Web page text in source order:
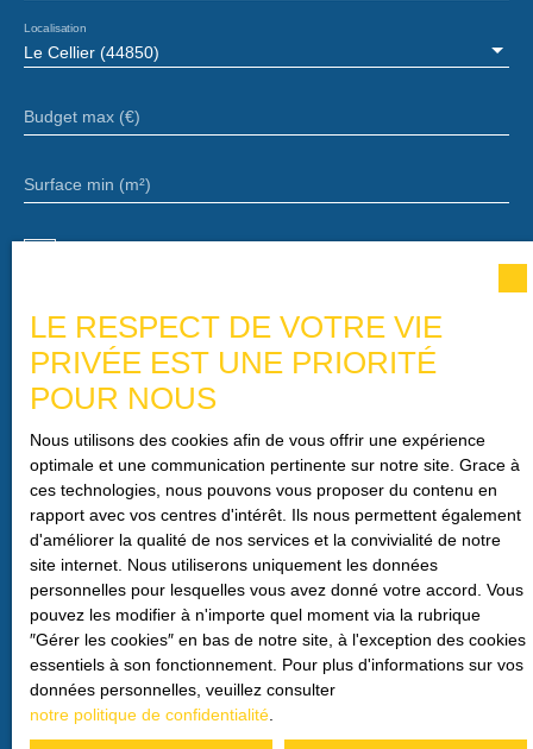
Le Cellier (44850)
Localisation
Budget max (€)
Surface min (m²)
vous pouvez vous inscrire gratuitement sur la liste
d'opposition au démarchage téléphonique, prévu par
l'article L223-1 du code de la consommation, sur le site
Internet www.bloctel.gouv.fr ou par courrier adressé à :
Société Worldline, Service Bloctel, CS 61311, 41013
BLOIS CEDEX.
Pour en savoir plus sur le traitement de vos données
personnelles, veuillez consulter notrepolitique de
confidentialité .
Recevoir des annonces
LE RESPECT DE VOTRE VIE
PRIVÉE EST UNE PRIORITÉ
POUR NOUS
Nous utilisons des cookies afin de vous offrir une expérience
optimale et une communication pertinente sur notre site. Grace à
ces technologies, nous pouvons vous proposer du contenu en
rapport avec vos centres d'intérêt. Ils nous permettent également
d'améliorer la qualité de nos services et la convivialité de notre
site internet. Nous utiliserons uniquement les données
personnelles pour lesquelles vous avez donné votre accord. Vous
pouvez les modifier à n'importe quel moment via la rubrique
″Gérer les cookies″ en bas de notre site, à l'exception des cookies
essentiels à son fonctionnement. Pour plus d'informations sur vos
données personnelles, veuillez consulter
notre politique de confidentialité